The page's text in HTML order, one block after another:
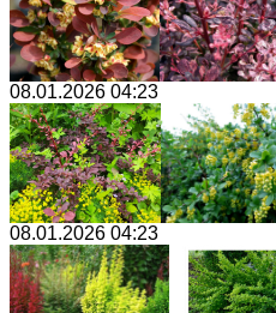
08.01.2026 04:23
08.01.2026 04:23